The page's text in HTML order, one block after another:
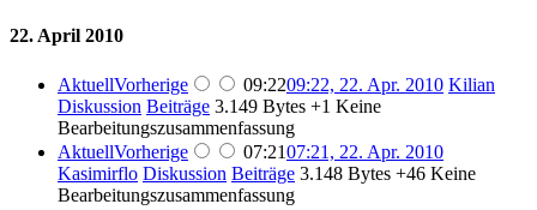
22. April 2010
AktuellVorherige 09:2209:22, 22. Apr. 2010 Kilian
Diskussion Beiträge 3.149 Bytes +1 Keine
Bearbeitungszusammenfassung
AktuellVorherige 07:2107:21, 22. Apr. 2010
Kasimirflo Diskussion Beiträge 3.148 Bytes +46 Keine
Bearbeitungszusammenfassung